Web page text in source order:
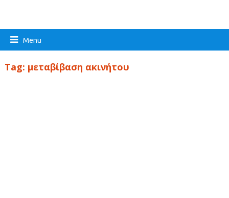
Menu
Tag: μεταβίβαση ακινήτου